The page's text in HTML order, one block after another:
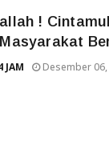
!
JAM Desember